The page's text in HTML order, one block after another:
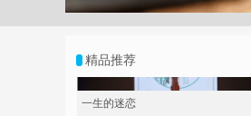
精品推荐
一生的迷恋